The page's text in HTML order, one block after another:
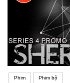
Phim Phim bộ